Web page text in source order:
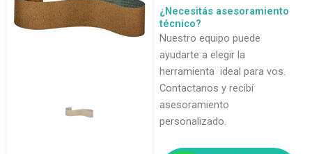
¿Necesitás asesoramiento
técnico?
Nuestro equipo puede
ayudarte a elegir la
herramienta ideal para vos.
Contactanos y recibí
asesoramiento
personalizado.